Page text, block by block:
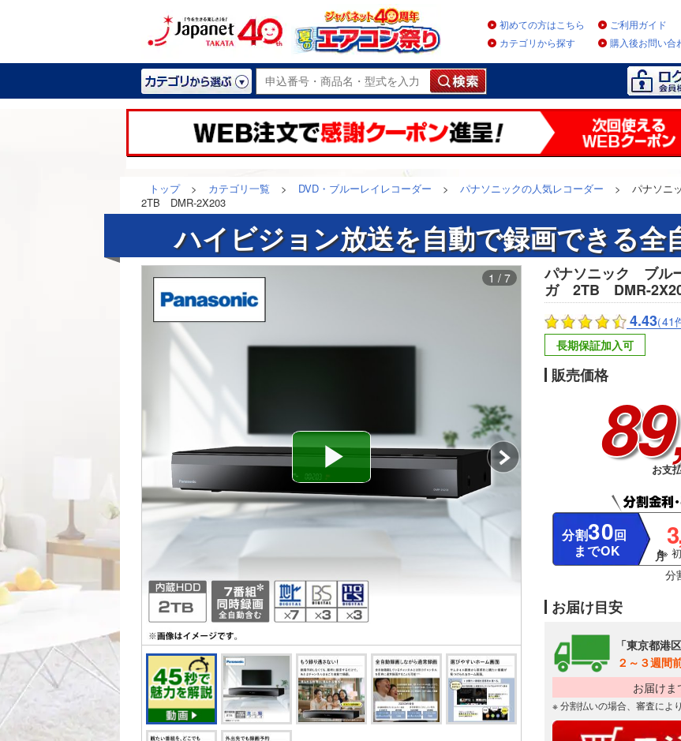
初めての方はこちら ご利用ガイド
カテゴリから探す
購入後お問い合
トップ > カテゴリ一覧 > DVD・ブルーレイレコーダー > パナソニックの人気レコーダー >
パナソニ
2TB DMR-2X203
ハイビジョン放送を自動で録画できる全
1 / 7
パナソニック ブル
ガ 2TB DMR-
4.43（41
長期保証加入可
販売価格
89
お支
分割30回
までOK
※
分
お届け目安
「東京都港区
２～３週間
お届けま
※ 分割払いの場合、審査によ